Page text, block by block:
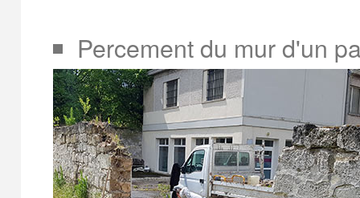
Percement du mur d'un